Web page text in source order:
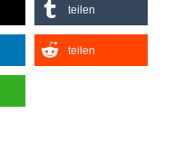
teilen
teilen